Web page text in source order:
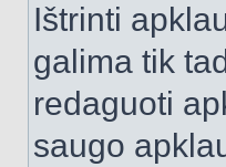
Ištrinti
galima tik
redaguoti
saugo